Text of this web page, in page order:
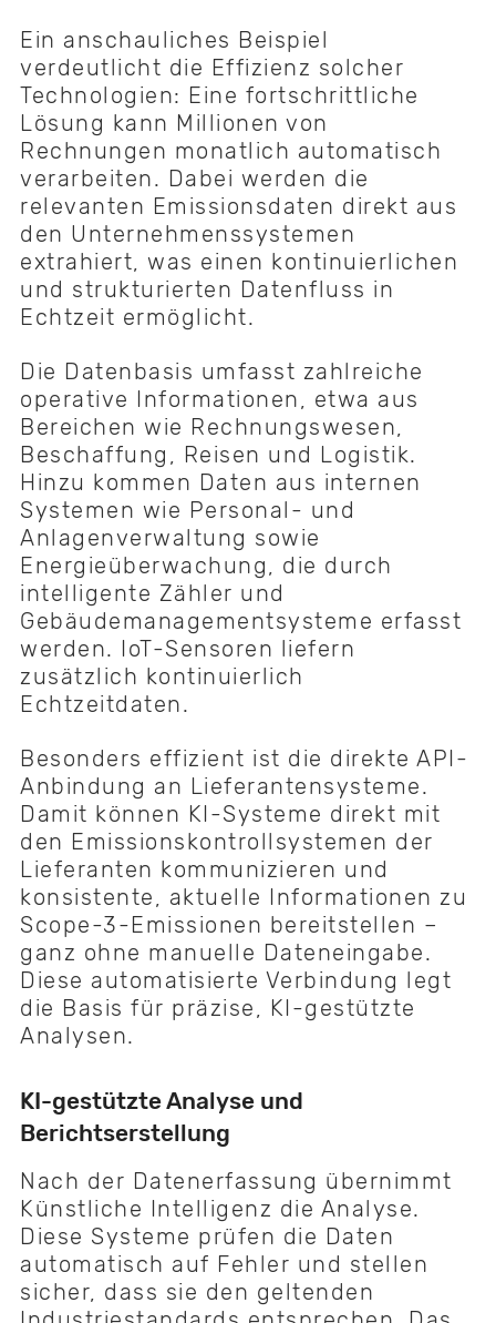
Ein anschauliches Beispiel
verdeutlicht die Effizienz solcher
Technologien: Eine fortschrittliche
Lösung kann Millionen von
Rechnungen monatlich automatisch
verarbeiten. Dabei werden die
relevanten Emissionsdaten direkt aus
den Unternehmenssystemen
extrahiert, was einen kontinuierlichen
und strukturierten Datenfluss in
Echtzeit ermöglicht.
Die Datenbasis umfasst zahlreiche
operative Informationen, etwa aus
Bereichen wie Rechnungswesen,
Beschaffung, Reisen und Logistik.
Hinzu kommen Daten aus internen
Systemen wie Personal- und
Anlagenverwaltung sowie
Energieüberwachung, die durch
intelligente Zähler und
Gebäudemanagementsysteme erfasst
werden. IoT-Sensoren liefern
zusätzlich kontinuierlich
Echtzeitdaten.
Besonders effizient ist die direkte API-
Anbindung an Lieferantensysteme.
Damit können KI-Systeme direkt mit
den Emissionskontrollsystemen der
Lieferanten kommunizieren und
konsistente, aktuelle Informationen zu
Scope-3-Emissionen bereitstellen –
ganz ohne manuelle Dateneingabe.
Diese automatisierte Verbindung legt
die Basis für präzise, KI-gestützte
Analysen.
KI-gestützte Analyse und
Berichtserstellung
Nach der Datenerfassung übernimmt
Künstliche Intelligenz die Analyse.
Diese Systeme prüfen die Daten
automatisch auf Fehler und stellen
sicher, dass sie den geltenden